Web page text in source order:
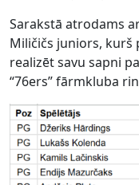
Sarakstā atrodams
Miličičs juniors, kurš
realizēt savu sapni
“76ers” fārmkluba